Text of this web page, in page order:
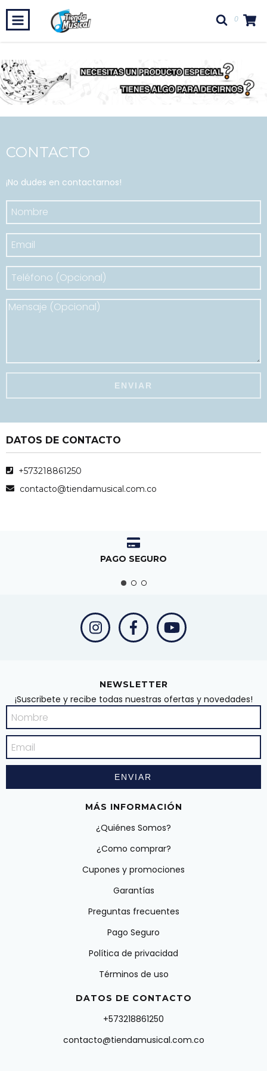
0
CONTACTO
¡No dudes en contactarnos!
DATOS DE CONTACTO
+573218861250
contacto@tiendamusical.com.co
PAGO SEGURO
NEWSLETTER
¡Suscribete y recibe todas nuestras ofertas y novedades!
MÁS INFORMACIÓN
¿Quiénes Somos?
¿Como comprar?
Cupones y promociones
Garantías
Preguntas frecuentes
Pago Seguro
Política de privacidad
Términos de uso
DATOS DE CONTACTO
+573218861250
contacto@tiendamusical.com.co